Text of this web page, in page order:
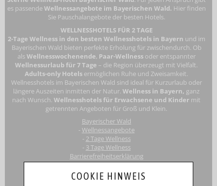
es passendeWellnessangebote im Bayerischen Wald. Hier finden
Sie Pauschalangebote der besten Hotels.
WELLNESSHOTELS FÜR 2 TAGE
2-Tage Wellness in den besten Wellnesshotels in Bayern und im
Bayerischen Wald bieten perfekte Erholung für zwischendurch. Ob
als Wellnesswochenende, Paar-Wellness oder entspannter
Wellnessurlaub für 7 Tage – die Region überzeugt mit Vielfalt.
Adults-only Hotels ermöglichen Ruhe und Zweisamkeit.
Wellnesshotels im Bayerischen Wald sind ideal für Kurzurlaub oder
längere Auszeiten inmitten der Natur.Wellness in Bayern, ganz
nach Wunsch.Wellnesshotels für Erwachsene und Kinder mit
getrennten Angeboten für Groß und Klein.
Bayerischer Wald
-Wellnessangebote
- 2 Tage Wellness
- 3 Tage Wellness
Barrierefreiheitserklärung
Registergericht: Amtsgericht Passau
COOKIE HINWEIS